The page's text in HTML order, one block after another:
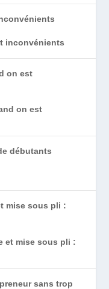
on est
débutants
mise sous pli :
sans trop